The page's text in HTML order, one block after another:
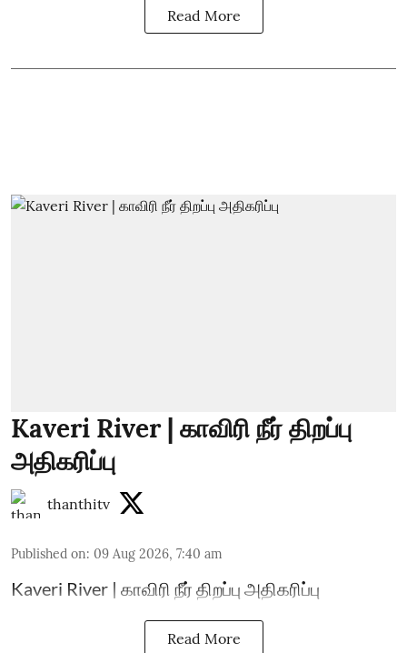
Read More
Kaveri River | காவிரி நீர் திறப்பு
அதிகரிப்பு
thanthitv
Published on: 09 Aug 2026, 7:40 am
Kaveri River | காவிரி நீர் திறப்பு அதிகரிப்பு
Read More